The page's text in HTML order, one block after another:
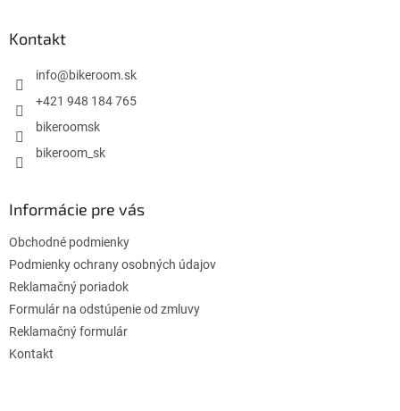
Kontakt
info@bikeroom.sk
+421 948 184 765
bikeroomsk
bikeroom_sk
Informácie pre vás
Obchodné podmienky
Podmienky ochrany osobných údajov
Reklamačný poriadok
Formulár na odstúpenie od zmluvy
Reklamačný formulár
Kontakt